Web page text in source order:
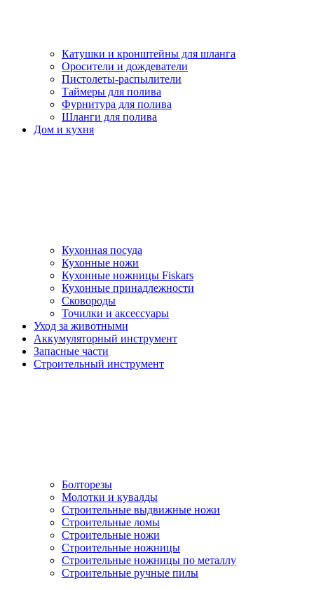
Катушки и кронштейны для шланга
Оросители и дождеватели
Пистолеты-распылители
Таймеры для полива
Фурнитура для полива
Шланги для полива
Дом и кухня
Кухонная посуда
Кухонные ножи
Кухонные ножницы Fiskars
Кухонные принадлежности
Сковороды
Точилки и аксессуары
Уход за животными
Аккумуляторный инструмент
Запасные части
Строительный инструмент
Болторезы
Молотки и кувалды
Строительные выдвижные ножи
Строительные ломы
Строительные ножи
Строительные ножницы
Строительные ножницы по металлу
Строительные ручные пилы